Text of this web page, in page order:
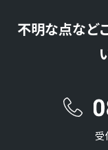
不明な点など
受